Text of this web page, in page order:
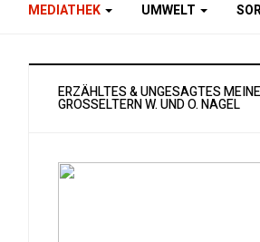
MEDIATHEK UMWELT
ERZÄHLTES & UNGESAGTES
GROSSELTERN W. UND O. NAGEL